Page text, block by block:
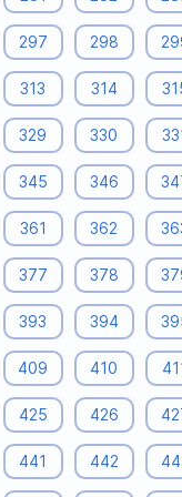
297 298
313 314
329 330
345 346
361 362
377 378
393 394
409 410
425 426
441 442